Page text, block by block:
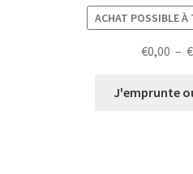
ACHAT POSSIBLE À
€0,00 – €
J'emprunte